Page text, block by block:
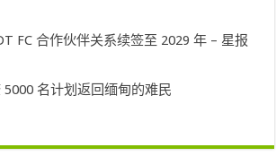
FC 合作伙伴关系续签至 2029 年 – 星报
名计划返回缅甸的难民